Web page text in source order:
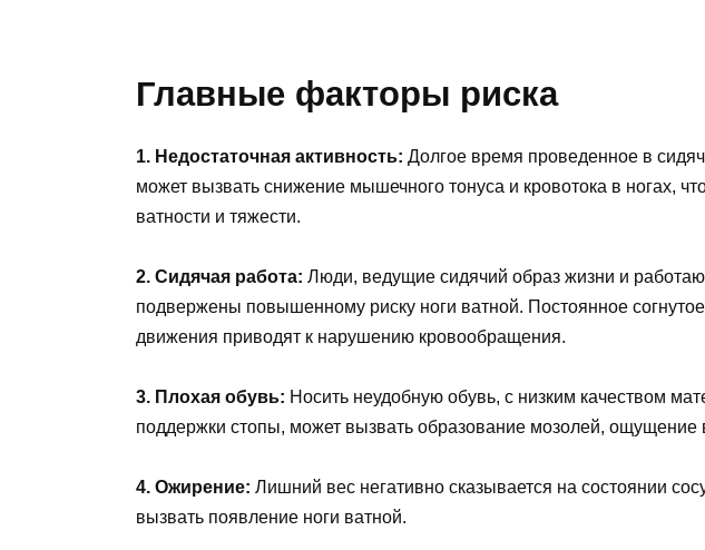
Главные факторы риска
1. Недостаточная активность: Долгое время проведенное в
может вызвать снижение мышечного тонуса и кровотока в ногах,
ватности и тяжести.
2. Сидячая работа: Люди, ведущие сидячий образ жизни и
подвержены повышенному риску ноги ватной. Постоянное
движения приводят к нарушению кровообращения.
3. Плохая обувь: Носить неудобную обувь, с низким качеством
поддержки стопы, может вызвать образование мозолей, ощущение
4. Ожирение: Лишний вес негативно сказывается на состоянии
вызвать появление ноги ватной.